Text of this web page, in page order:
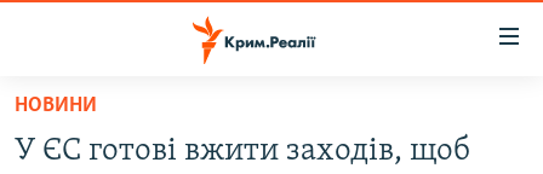
Перейти
основного
НОВИНИ
У ЄС готові вжити заходів, щоб